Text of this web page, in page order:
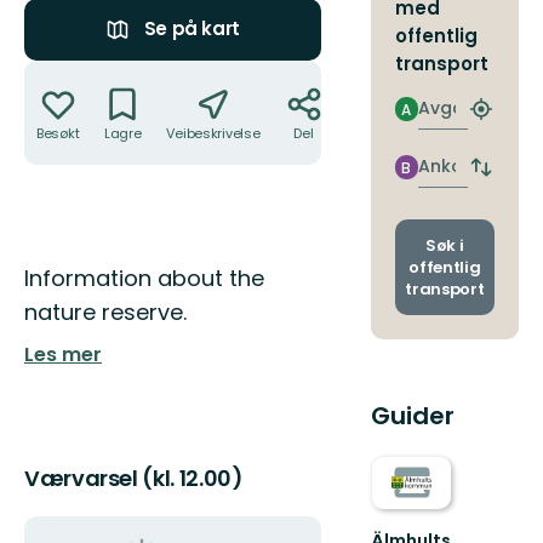
Se på kart
Besøkt Lagre Veibeskrivelse Del
Beskrivelse
Information about the
nature reserve.
Les mer
Værvarsel (kl. 12.00)
med
offentlig
transport
Avgang
A
Finn
Ankomst
B
Bytt
og
Søk i
offentlig
transport
Guider